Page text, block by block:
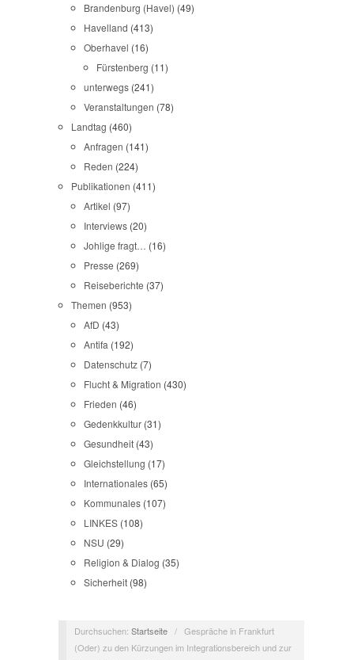
Brandenburg (Havel) (49)
Havelland (413)
Oberhavel (16)
Fürstenberg (11)
unterwegs (241)
Veranstaltungen (78)
Landtag (460)
Anfragen (141)
Reden (224)
Publikationen (411)
Artikel (97)
Interviews (20)
Johlige fragt… (16)
Presse (269)
Reiseberichte (37)
Themen (953)
AfD (43)
Antifa (192)
Datenschutz (7)
Flucht & Migration (430)
Frieden (46)
Gedenkkultur (31)
Gesundheit (43)
Gleichstellung (17)
Internationales (65)
Kommunales (107)
LINKES (108)
NSU (29)
Religion & Dialog (35)
Sicherheit (98)
Durchsuchen: Startseite / Gespräche in Frankfurt
(Oder) zu den Kürzungen im Integrationsbereich und zur